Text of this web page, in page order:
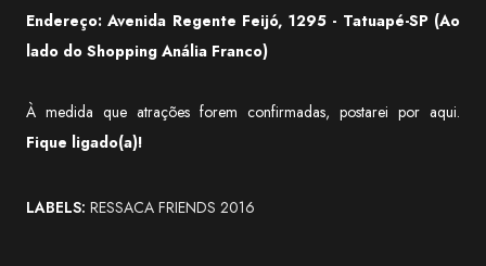
Endereço: Avenida Regente Feijó, 1295 - Tatuapé-SP (Ao
lado do Shopping Anália Franco)
À medida que atrações forem confirmadas, postarei por aqui.
Fique ligado(a)!
LABELS: RESSACA FRIENDS 2016